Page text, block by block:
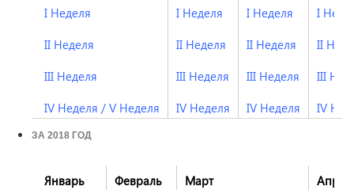
I Неделя
II Неделя
III Неделя
IV Неделя / V Неделя
I Неделя
II Неделя
III Неделя
IV Неделя
I Неделя
II Неделя
III Неделя
IV Неделя
I
II
III
IV
ЗА 2018 ГОД
Январь
Февраль
Март